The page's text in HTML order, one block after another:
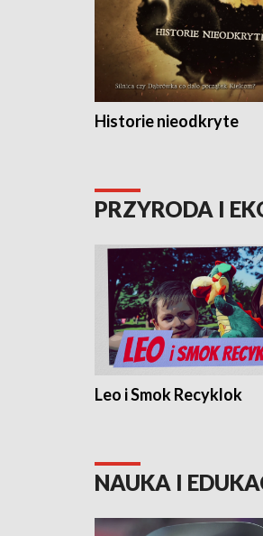
Historie nieodkryte
PRZYRODA I
Leo i Smok Recyklok
NAUKA I